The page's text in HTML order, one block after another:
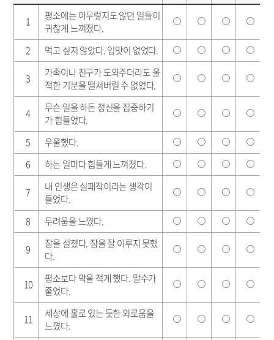
1
평소에는 아무렇지도 않던 일들이
귀찮게 느껴졌다.
2
먹고 싶지 않았다. 입맛이 없었다.
3
가족이나 친구가 도와주더라도 울
적한 기분을 떨쳐버릴 수 없었다.
4
무슨 일을 하든 정신을 집중하기
가 힘들었다.
5
우울했다.
6
하는 일마다 힘들게 느껴졌다.
7
내 인생은 실패작이라는 생각이
들었다.
8
두려움을 느꼈다.
9
잠을 설쳤다. 잠을 잘 이루지 못했
다.
10
평소보다 막을 적게 했다. 말수가
줄었다.
11
세상에 홀로 있는 듯한 외로움을
느꼈다.